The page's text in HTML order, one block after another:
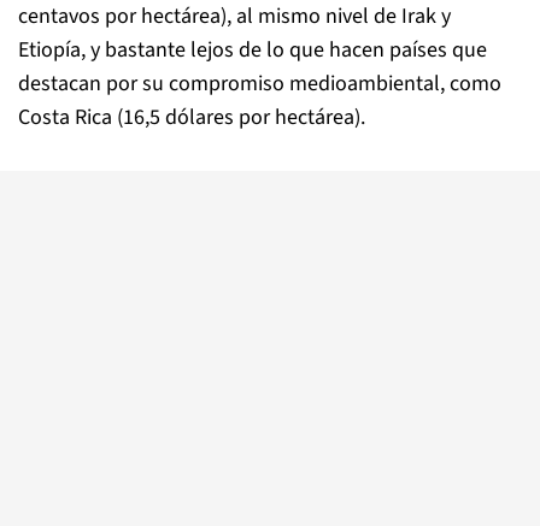
centavos por hectárea), al mismo nivel de Irak y
Etiopía, y bastante lejos de lo que hacen países que
destacan por su compromiso medioambiental, como
Costa Rica (16,5 dólares por hectárea).